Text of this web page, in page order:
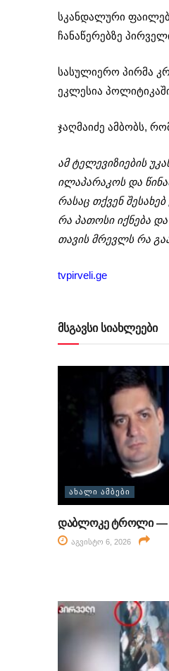
სკანდალური
ჩანაწერებზე
სასულიერო პირმა
ეკლესია
ჯაღმაიძე ამბობს,
ამ ტელევიზიების
ილაპარაკოს და
რასაც თქვენ
რა პათოსი იქნება
თავის მრევლს რა
tvpirveli.ge
მსგავსი სიახლეები
ᲐᲮᲐᲚᲘ ᲐᲛᲑᲔᲑᲘ
დაბლოკე ტროლი —
აგვისტო 6, 2026